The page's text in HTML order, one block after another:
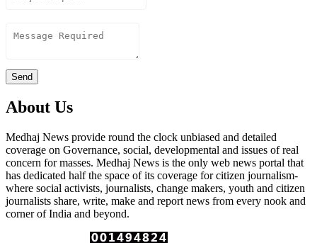
Send
About Us
Medhaj News provide round the clock unbiased and detailed
coverage on Governance, social, developmental and issues of real
concern for masses. Medhaj News is the only web news portal that
has dedicated half the space of its coverage for citizen journalism-
where social activists, journalists, change makers, youth and citizen
journalists share, write, make and report news from every nook and
corner of India and beyond.